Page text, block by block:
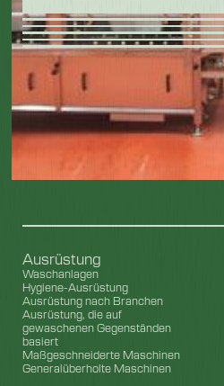
Ausrüstung
Waschanlagen
Hygiene-Ausrüstung
Ausrüstung nach Branchen
Ausrüstung, die auf
gewaschenen Gegenständen
basiert
Maßgeschneiderte Maschinen
Generalüberholte Maschinen